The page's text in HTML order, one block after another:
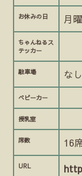
お休みの日 月
ちゃんねるス
テッカー
駐車場 なし
ベビーカー
授乳室
席数 16
URL